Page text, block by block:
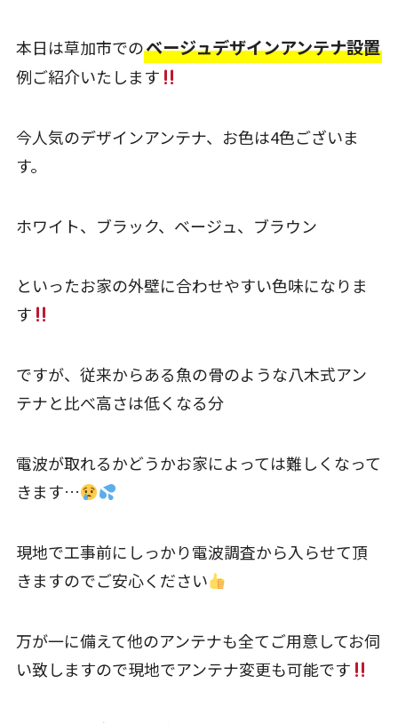
本日は草加市でのベージュデザインアンテナ設置
例ご紹介いたします
今人気のデザインアンテナ、お色は4色ございま
す。
ホワイト、ブラック、ベージュ、ブラウン
といったお家の外壁に合わせやすい色味になりま
す
ですが、従来からある魚の骨のような八木式アン
テナと比べ高さは低くなる分
電波が取れるかどうかお家によっては難しくなって
きます…
現地で工事前にしっかり電波調査から入らせて頂
きますのでご安心ください
万が一に備えて他のアンテナも全てご用意してお伺
い致しますので現地でアンテナ変更も可能です